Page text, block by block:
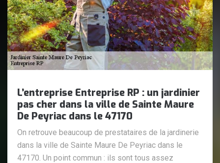
L’entreprise Entreprise RP : un jardinier
pas cher dans la ville de Sainte Maure
De Peyriac dans le 47170
On retrouve beaucoup de prestataires de la jardinerie
dans la ville de Sainte Maure De Peyriac dans le
47170. Un point commun : ils sont tous assez